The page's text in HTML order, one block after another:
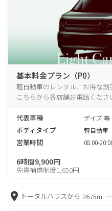
基本料金プラン（P0）
軽自動車のレンタル、お得な割
こちらから各店舗お電話くださ
代表車種 デイズ 等
ボディタイプ 軽自動車
営業時間 08:00-
6時間9,900円
免責補償制度1,650円
トータルハウスから 2675m